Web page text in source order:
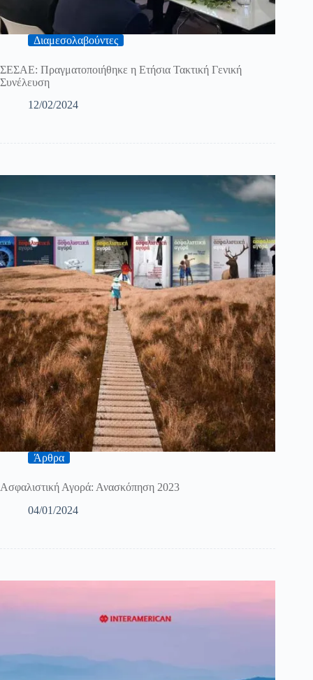
Διαμεσολαβούντες
ΣΕΣΑΕ: Πραγματοποιήθηκε η Ετήσια Τακτική Γενική
Συνέλευση
12/02/2024
Άρθρα
Ασφαλιστική Αγορά: Ανασκόπηση 2023
04/01/2024